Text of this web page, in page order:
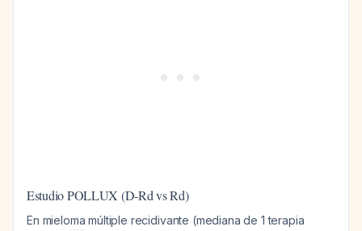
Estudio POLLUX (D-Rd vs Rd)
En mieloma múltiple recidivante (mediana de 1 terapia